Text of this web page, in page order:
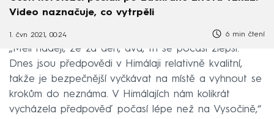
Video naznačuje, co vytrpěli
1. čvn 2021, 00:24 6 min čtení
„Měli naději, že za den, dva, tři se počasí zlepší.
Dnes jsou předpovědi v Himálaji relativně kvalitní,
takže je bezpečnější vyčkávat na místě a vyhnout se
krokům do neznáma. V Himálajích nám kolikrát
vycházela předpověď počasí lépe než na Vysočině,“